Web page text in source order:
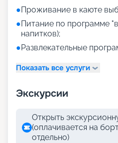
●Проживание в каюте
●Питание по программе
напитков);
●Развлекательные
Показать все услуги
Экскурсии
Открыть
(оплачивается на
отдельно)